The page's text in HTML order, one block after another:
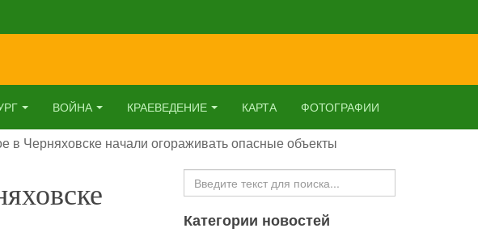
ВОЙНА КРАЕВЕДЕНИЕ КАРТА ФОТОГРАФИИ
в Черняховске начали огораживать опасные объекты
Искать...
Категории новостей